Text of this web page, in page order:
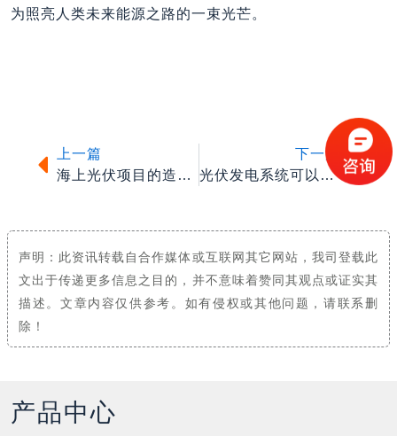
为照亮人类未来能源之路的一束光芒。
上一篇
海上光伏项目的造价与未来收益分析
下一篇
光伏发电系统可以安装在哪些地区？
声明：此资讯转载自合作媒体或互联网其它网站，我司登载此
文出于传递更多信息之目的，并不意味着赞同其观点或证实其
描述。文章内容仅供参考。如有侵权或其他问题，请联系删
除！
产品中心